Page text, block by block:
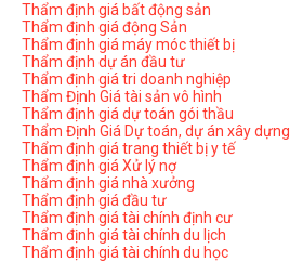
Thẩm định giá bất động sản
Thẩm định giá động Sản
Thẩm định giá máy móc thiết bị
Thẩm định dự án đầu tư
Thẩm định giá tri doanh nghiệp
Thẩm Định Giá tài sản vô hình
Thẩm định giá dự toán gói thầu
Thẩm Định Giá Dự toán, dự án xây dựng
Thẩm định giá trang thiết bị y tế
Thẩm định giá Xử lý nợ
Thẩm định giá nhà xưởng
Thẩm định giá đầu tư
Thẩm định giá tài chính định cư
Thẩm định giá tài chính du lịch
Thẩm định giá tài chính du học